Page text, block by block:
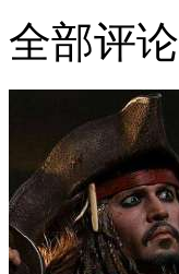
全部评论